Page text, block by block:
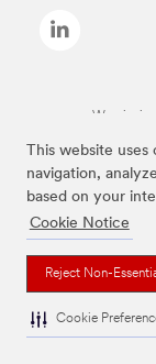
This website
navigation,
based on your
Cookie Notice
Reject Non-
Cookie